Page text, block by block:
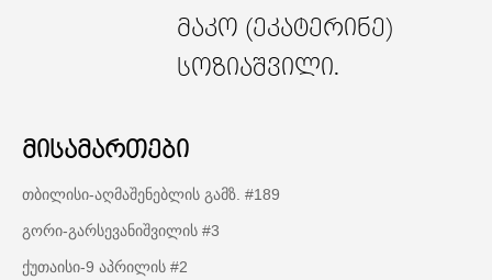
მაკო (ეკატერინე)
სოზიაშვილი.
მისამართები
თბილისი-აღმაშენებლის გამზ. #189
გორი-გარსევანიშვილის #3
ქუთაისი-9 აპრილის #2